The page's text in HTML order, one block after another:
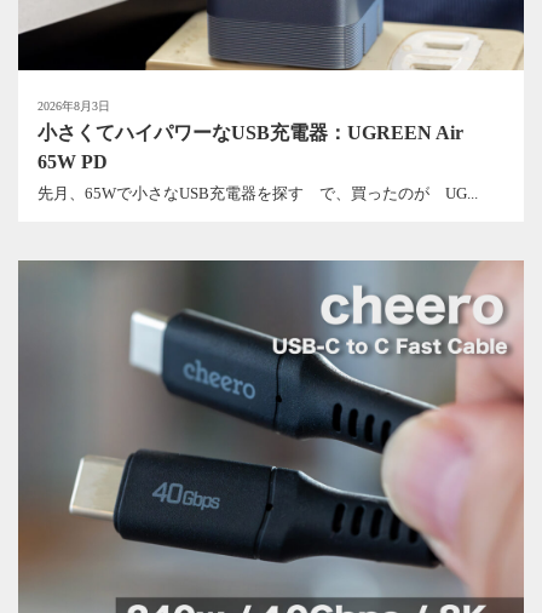
2026年8月3日
小さくてハイパワーなUSB充電器：UGREEN Air
65W PD
先月、65Wで小さなUSB充電器を探す で、買ったのが UG...